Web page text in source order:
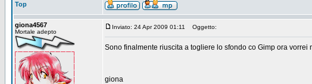
Top
giona4567
Mortale adepto
Inviato: 24 Apr 2009 01:11 Oggetto:
Sono finalmente riuscita a togliere lo sfondo co Gimp ora
giona